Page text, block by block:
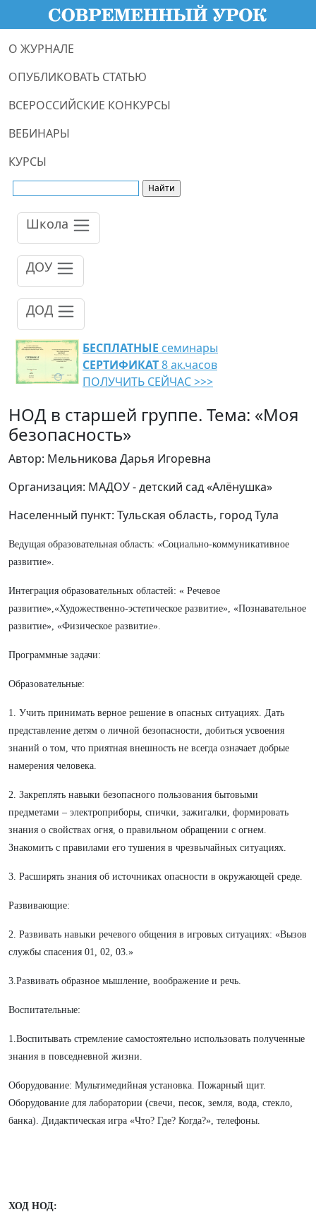
О ЖУРНАЛЕ
ОПУБЛИКОВАТЬ СТАТЬЮ
ВСЕРОССИЙСКИЕ КОНКУРСЫ
ВЕБИНАРЫ
КУРСЫ
Школа
ДОУ
ДОД
БЕСПЛАТНЫЕ семинары
СЕРТИФИКАТ8 ак.часов
ПОЛУЧИТЬ СЕЙЧАС >>>
НОД в старшей группе. Тема: «Моя
безопасность»
Автор: Мельникова Дарья Игоревна
Организация: МАДОУ - детский сад «Алёнушка»
Населенный пункт: Тульская область, город Тула
Ведущая образовательная область: «Социально-коммуникативное
развитие».
Интеграция образовательных областей: « Речевое
развитие»,«Художественно-эстетическое развитие», «Познавательное
развитие», «Физическое развитие».
Программные задачи:
Образовательные:
1. Учить принимать верное решение в опасных ситуациях. Дать
представление детям о личной безопасности, добиться усвоения
знаний о том, что приятная внешность не всегда означает добрые
намерения человека.
2. Закреплять навыки безопасного пользования бытовыми
предметами – электроприборы, спички, зажигалки, формировать
знания о свойствах огня, о правильном обращении с огнем.
Знакомить с правилами его тушения в чрезвычайных ситуациях.
3. Расширять знания об источниках опасности в окружающей среде.
Развивающие:
2. Развивать навыки речевого общения в игровых ситуациях: «Вызов
службы спасения 01, 02, 03.»
3.Развивать образное мышление, воображение и речь.
Воспитательные:
1.Воспитывать стремление самостоятельно использовать полученные
знания в повседневной жизни.
Оборудование: Мультимедийная установка. Пожарный щит.
Оборудование для лаборатории (свечи, песок, земля, вода, стекло,
банка). Дидактическая игра «Что? Где? Когда?», телефоны.
ХОД НОД: